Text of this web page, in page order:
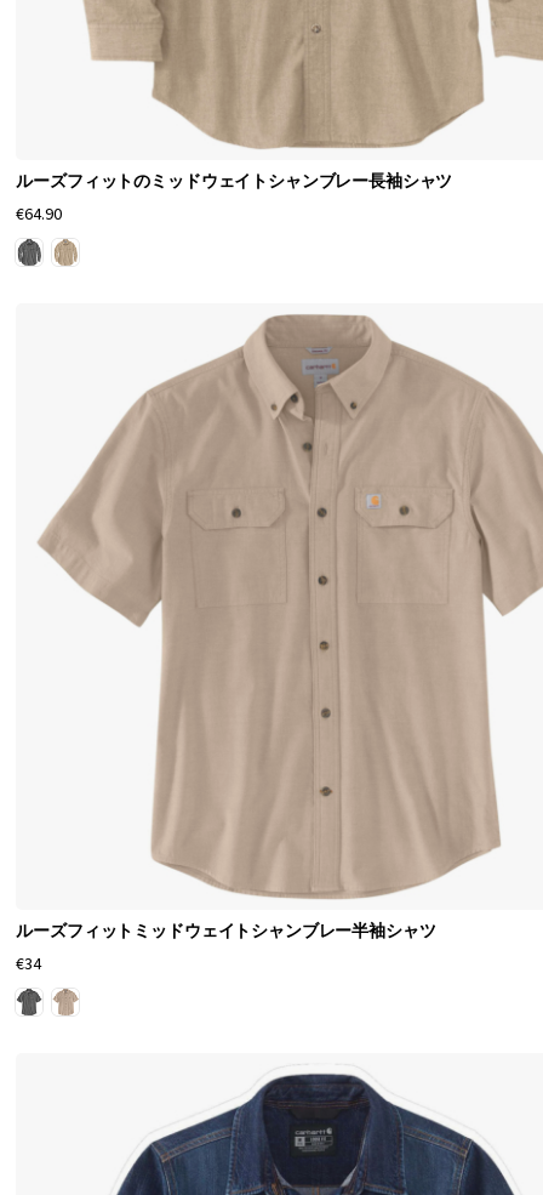
ルーズフィットのミッドウェイトシャンブレー長袖シャツ
€64.90
ルーズフィットミッドウェイトシャンブレー半袖シャツ
€34